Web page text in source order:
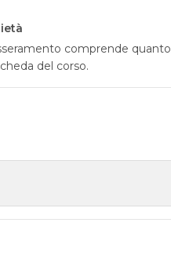
comprende quanto
del corso.